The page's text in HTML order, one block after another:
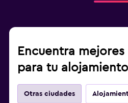
Encuentra
para tu
Otras ciudades